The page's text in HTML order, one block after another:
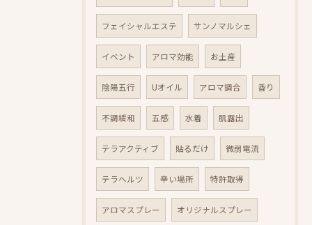
フェイシャルエステ サンノマルシェ
イベント アロマ効能 お土産
陰陽五行 Uオイル アロマ調合 香り
不調緩和 五感 水着 肌露出
テラアクティブ 貼るだけ 微弱電流
テラヘルツ 辛い場所 特許取得
アロマスプレー オリジナルスプレー